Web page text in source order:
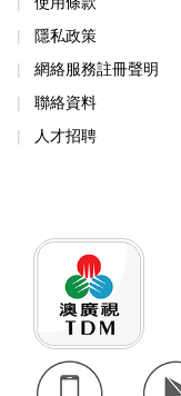
隱私政策
網絡服務註冊聲明
聯絡資料
人才招聘